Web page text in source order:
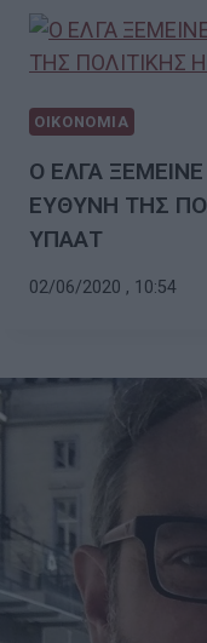
ΟΙΚΟΝΟΜΙΑ
Ο ΕΛΓΑ
ΕΥΘΥΝΗ ΤΗΣ
ΥΠΑΑΤ
02/06/2020 , 10:54